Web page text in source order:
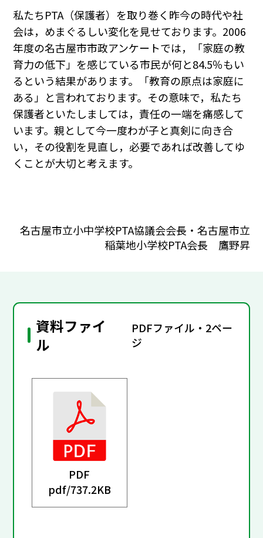
私たちPTA（保護者）を取り巻く昨今の時代や社
会は，めまぐるしい変化を見せております。2006
年度の名古屋市市政アンケートでは，「家庭の教
育力の低下」を感じている市民が何と84.5％もい
るという結果があります。「教育の原点は家庭に
ある」と言われております。その意味で，私たち
保護者といたしましては，責任の一端を痛感して
います。親として今一度わが子と真剣に向き合
い，その役割を見直し，必要であれば改善してゆ
くことが大切と考えます。
名古屋市立小中学校PTA協議会会長・名古屋市立
稲葉地小学校PTA会長 鷹野昇
資料ファイ
ル
PDFファイル・2ペー
ジ
PDF
pdf/737.2KB